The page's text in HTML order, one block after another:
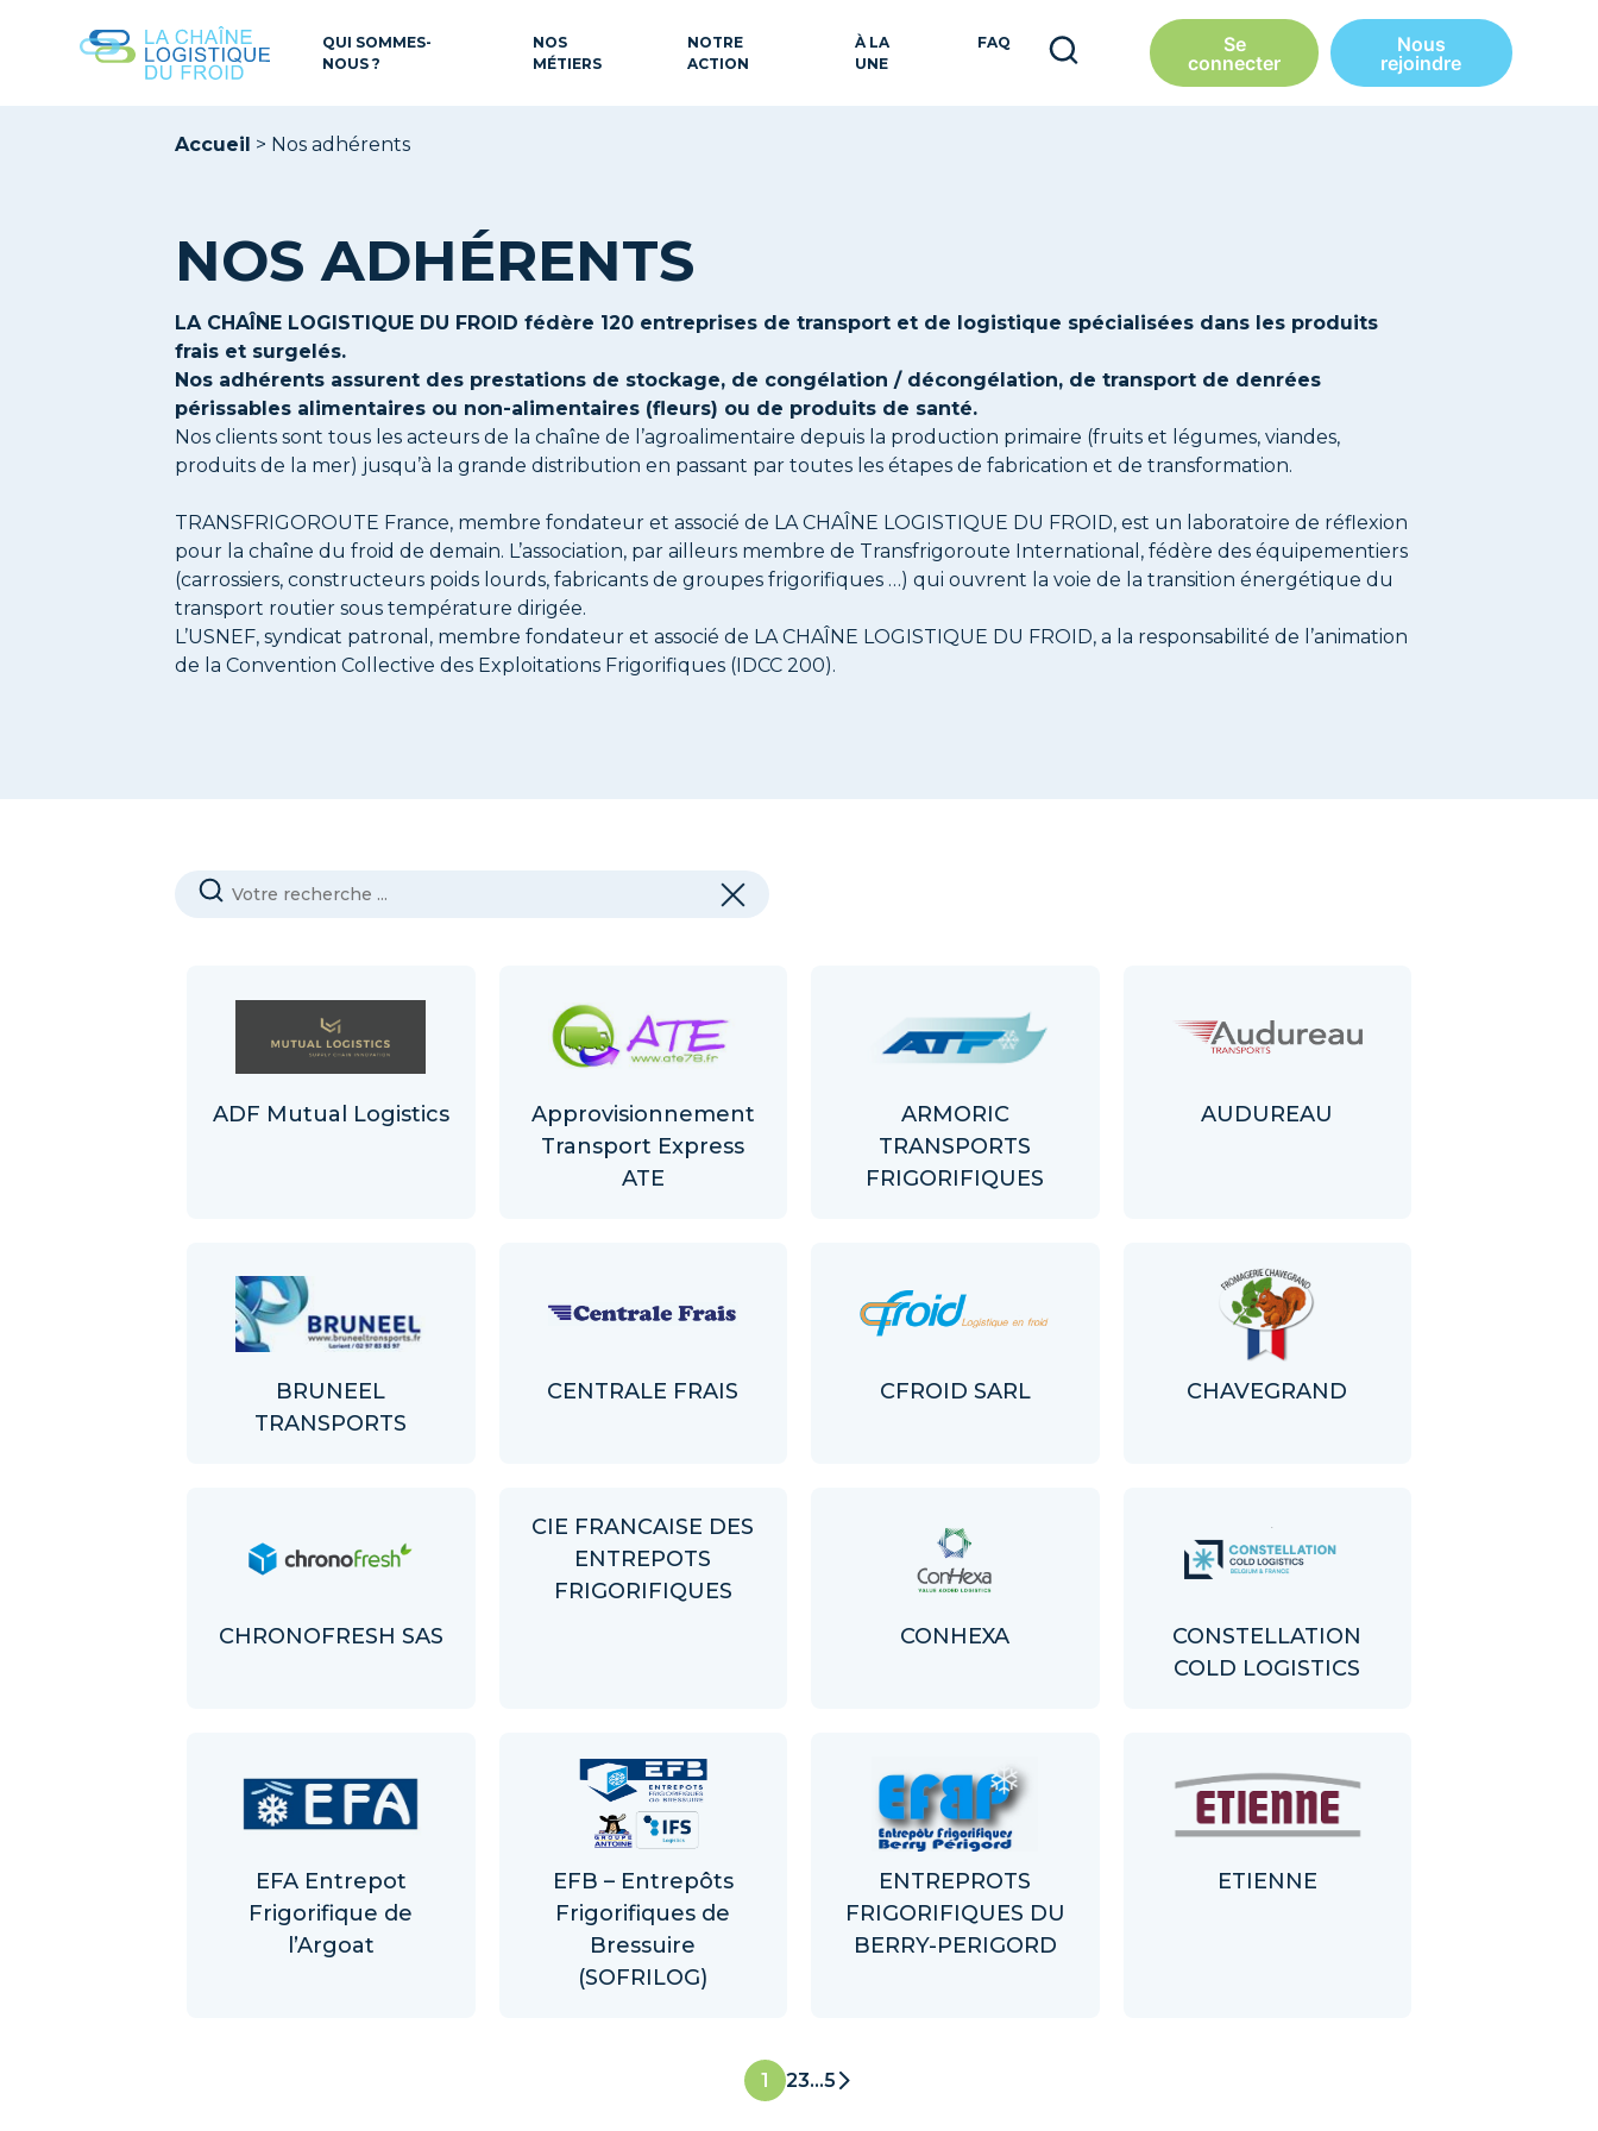
QUI SOMMES-
NOUS ?
NOS
MÉTIERS
NOTRE
ACTION
À LA
UNE
FAQ
Se
connecter
Nous
rejoindre
Accueil > Nos adhérents
NOS ADHÉRENTS
LA CHAÎNE LOGISTIQUE DU FROID fédère 120 entreprises de transport et de logistique spécialisées dans les produits
frais et surgelés.
Nos adhérents assurent des prestations de stockage, de congélation / décongélation, de transport de denrées
périssables alimentaires ou non-alimentaires (fleurs) ou de produits de santé.
Nos clients sont tous les acteurs de la chaîne de l’agroalimentaire depuis la production primaire (fruits et légumes, viandes,
produits de la mer) jusqu’à la grande distribution en passant par toutes les étapes de fabrication et de transformation.
TRANSFRIGOROUTE France, membre fondateur et associé de LA CHAÎNE LOGISTIQUE DU FROID, est un laboratoire de réflexion
pour la chaîne du froid de demain. L’association, par ailleurs membre de Transfrigoroute International, fédère des équipementiers
(carrossiers, constructeurs poids lourds, fabricants de groupes frigorifiques …) qui ouvrent la voie de la transition énergétique du
transport routier sous température dirigée.
L’USNEF, syndicat patronal, membre fondateur et associé de LA CHAÎNE LOGISTIQUE DU FROID, a la responsabilité de l’animation
de la Convention Collective des Exploitations Frigorifiques (IDCC 200).
ADF Mutual Logistics
Approvisionnement
Transport Express
ATE
ARMORIC
TRANSPORTS
FRIGORIFIQUES
AUDUREAU
BRUNEEL
TRANSPORTS
CENTRALE FRAIS CFROID SARL CHAVEGRAND
CHRONOFRESH SAS
CIE FRANCAISE DES
ENTREPOTS
FRIGORIFIQUES
CONHEXA
CONSTELLATION
COLD LOGISTICS
EFA Entrepot
Frigorifique de
l’Argoat
EFB – Entrepôts
Frigorifiques de
Bressuire
(SOFRILOG)
ENTREPROTS
FRIGORIFIQUES DU
BERRY-PERIGORD
ETIENNE
1 23…5